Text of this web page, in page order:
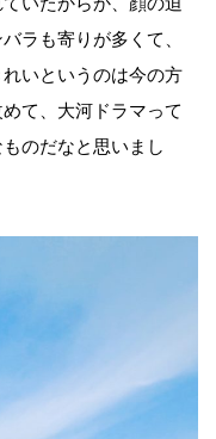
ラも寄りが多くて、
いというのは今の方
て、大河ドラマって
のだなと思いまし